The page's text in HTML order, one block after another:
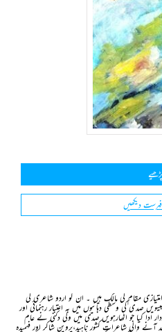
پڑھیے
دیکھیں
مقام کی مالک ہیں ۔ ان کو اردو شاعری کی
صدی کی وسطی دہائیوں میں بہ اعتبار رہنمائی اور
ادا کیا جو اٹھارہویں صدی میں ولی دکنی نے عام
والی شاعرات کشور ناہید،پروین شاکر اور فہمیدہ